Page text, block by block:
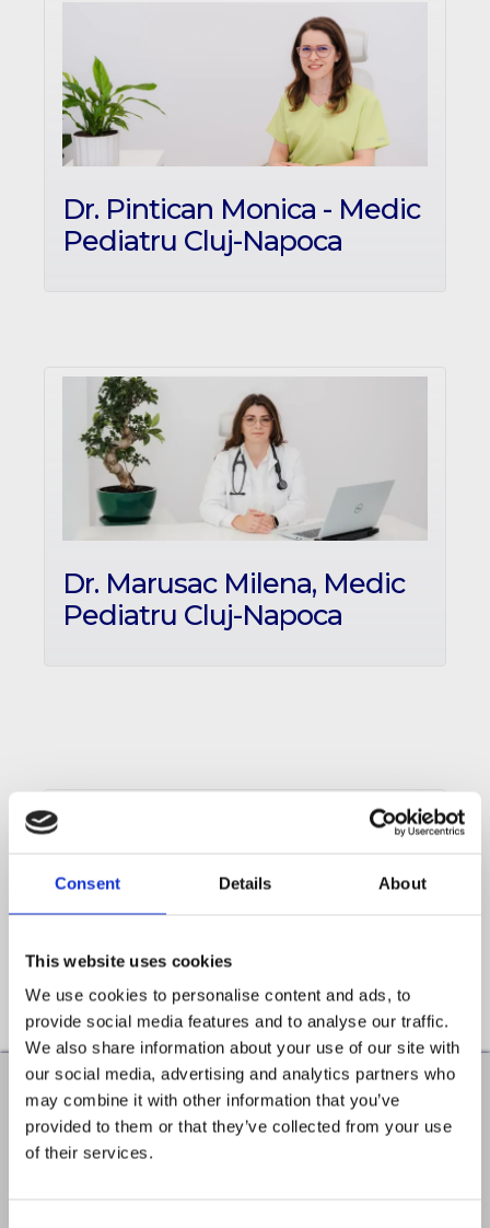
Consent Details About
This website uses cookies
We use cookies to personalise content and ads, to
provide social media features and to analyse our traffic.
We also share information about your use of our site with
our social media, advertising and analytics partners who
may combine it with other information that you’ve
provided to them or that they’ve collected from your use
of their services.
Dr. Pintican Monica - Medic
Pediatru Cluj-Napoca
Dr. Marusac Milena, Medic
Pediatru Cluj-Napoca
dedicate și transformă vieți
0744 336 969